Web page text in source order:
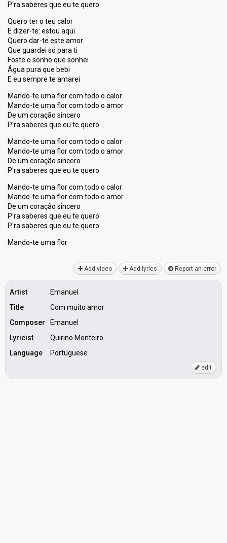
P'ra saberes que eu te quero
Quero ter o teu calor
E dizer-te: estou aqui
Quero dar-te este amor
Que guardei só para ti
Foste o sonho que sonhei
Água pura que bebi
E eu sempre te amarei
Mando-te uma flor com todo o calor
Mando-te uma flor com todo o amor
De um coração sincero
P'ra saberes que eu te quero
Mando-te uma flor com todo o calor
Mando-te uma flor com todo o amor
De um coração sincero
P'ra saberes que eu te quero
Mando-te uma flor com todo o calor
Mando-te uma flor com todo o amor
De um coração sincero
P'ra saberes que eu te quero
P'ra sabereѕ que eu te quero
Mando-te umа flor
Add video Add lyrics Report an error
Artist
Emanuel
Title
Com muito amor
Composer
Emanuel
Lyricist
Quirino Monteiro
Language
Portuguese
edit